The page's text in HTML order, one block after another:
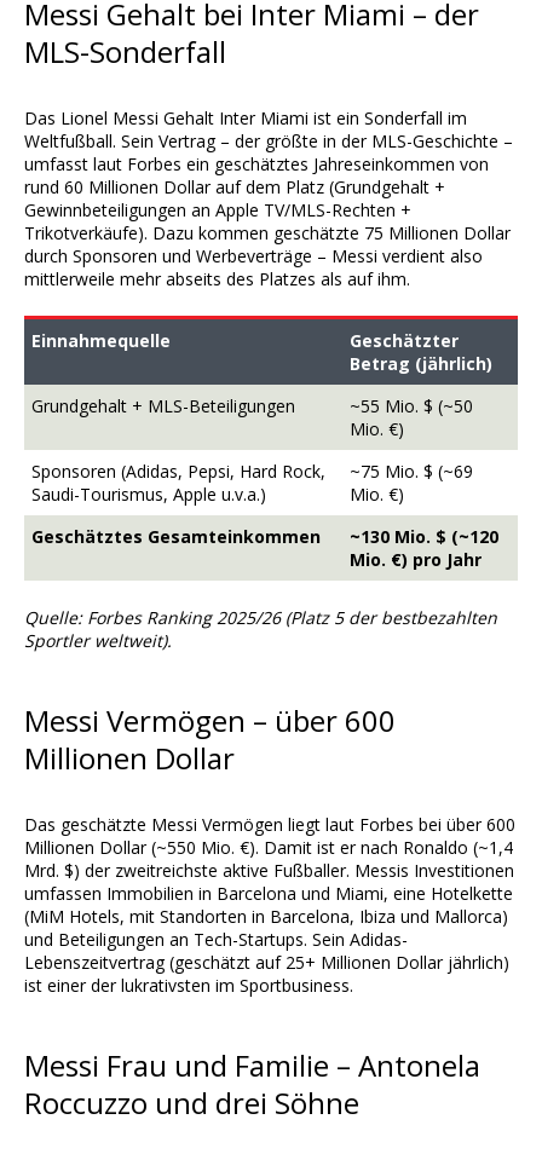
Messi Gehalt bei Inter Miami – der
MLS-Sonderfall
Das Lionel Messi Gehalt Inter Miami ist ein Sonderfall im
Weltfußball. Sein Vertrag – der größte in der MLS-Geschichte –
umfasst laut Forbes ein geschätztes Jahreseinkommen von
rund 60 Millionen Dollar auf dem Platz (Grundgehalt +
Gewinnbeteiligungen an Apple TV/MLS-Rechten +
Trikotverkäufe). Dazu kommen geschätzte 75 Millionen Dollar
durch Sponsoren und Werbeverträge – Messi verdient also
mittlerweile mehr abseits des Platzes als auf ihm.
Einnahmequelle
Geschätzter
Betrag (jährlich)
Grundgehalt + MLS-Beteiligungen
~55 Mio. $ (~50
Mio. €)
Sponsoren (Adidas, Pepsi, Hard Rock,
Saudi-Tourismus, Apple u.v.a.)
~75 Mio. $ (~69
Mio. €)
Geschätztes Gesamteinkommen
~130 Mio. $ (~120
Mio. €) pro Jahr
Quelle: Forbes Ranking 2025/26 (Platz 5 der bestbezahlten
Sportler weltweit).
Messi Vermögen – über 600
Millionen Dollar
Das geschätzte Messi Vermögen liegt laut Forbes bei über 600
Millionen Dollar (~550 Mio. €). Damit ist er nach Ronaldo (~1,4
Mrd. $) der zweitreichste aktive Fußballer. Messis Investitionen
umfassen Immobilien in Barcelona und Miami, eine Hotelkette
(MiM Hotels, mit Standorten in Barcelona, Ibiza und Mallorca)
und Beteiligungen an Tech-Startups. Sein Adidas-
Lebenszeitvertrag (geschätzt auf 25+ Millionen Dollar jährlich)
ist einer der lukrativsten im Sportbusiness.
Messi Frau und Familie – Antonela
Roccuzzo und drei Söhne